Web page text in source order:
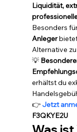
Liquidität,
Besonders
Anleger
Alternative
💡
erhältst du
👉 Jetzt
F3QKYE2U